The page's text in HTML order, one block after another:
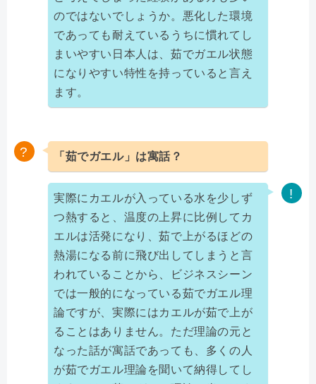
のではないでしょうか。悪化した環境
であっても耐えているうちに慣れてし
まいやすい日本人は、茹でガエル状態
になりやすい特性を持っていると言え
ます。
「茹でガエル」は寓話？
実際にカエルが入っている水を少しず
つ熱すると、温度の上昇に比例してカ
エルは活発になり、茹で上がるほどの
熱湯になる前に飛び出してしまうと言
われていることから、ビジネスシーン
では一般的になっている茹でガエル理
論ですが、実際にはカエルが茹で上が
ることはありません。ただ理論の元と
なった話が寓話であっても、多くの人
が茹でガエル理論を聞いて納得してし